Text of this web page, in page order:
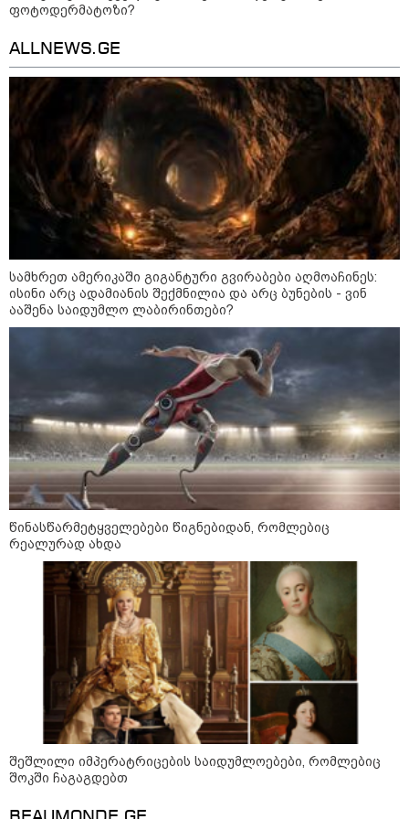
როგორ ჩავიცვათ 40 წლის
შემდეგ: მილიონერების
სტილისტის 8 ოქროს წესი და
აუცილებელი სამოსი
მსოფლიო
13:15 / 08-08-2026
უძველესი სენი და ეპიდემია: აშშ-ში
ერთდროულად კეთრს და ნაწლავურ
ინფექციას ებრძვიან - რა უნდა ვიცოდეთ
და რამდენად სახიფათოა
18:35 / 08-08-2026
"ბულგარეთის საჰაერო
სივრცეში დრონი აფეთქდა" -
ბულგარეთის პრემიერ-მინისტრი
ფოტოდერმატოზი?
ALLNEWS.GE
სამხრეთ ამერიკაში გიგანტური გვირაბები აღმოაჩინეს:
ისინი არც ადამიანის შექმნილია და არც ბუნების - ვინ
ააშენა საიდუმლო ლაბირინთები?
წინასწარმეტყველებები წიგნებიდან, რომლებიც
რეალურად ახდა
შეშლილი იმპერატრიცების საიდუმლოებები, რომლებიც
შოკში ჩაგაგდებთ